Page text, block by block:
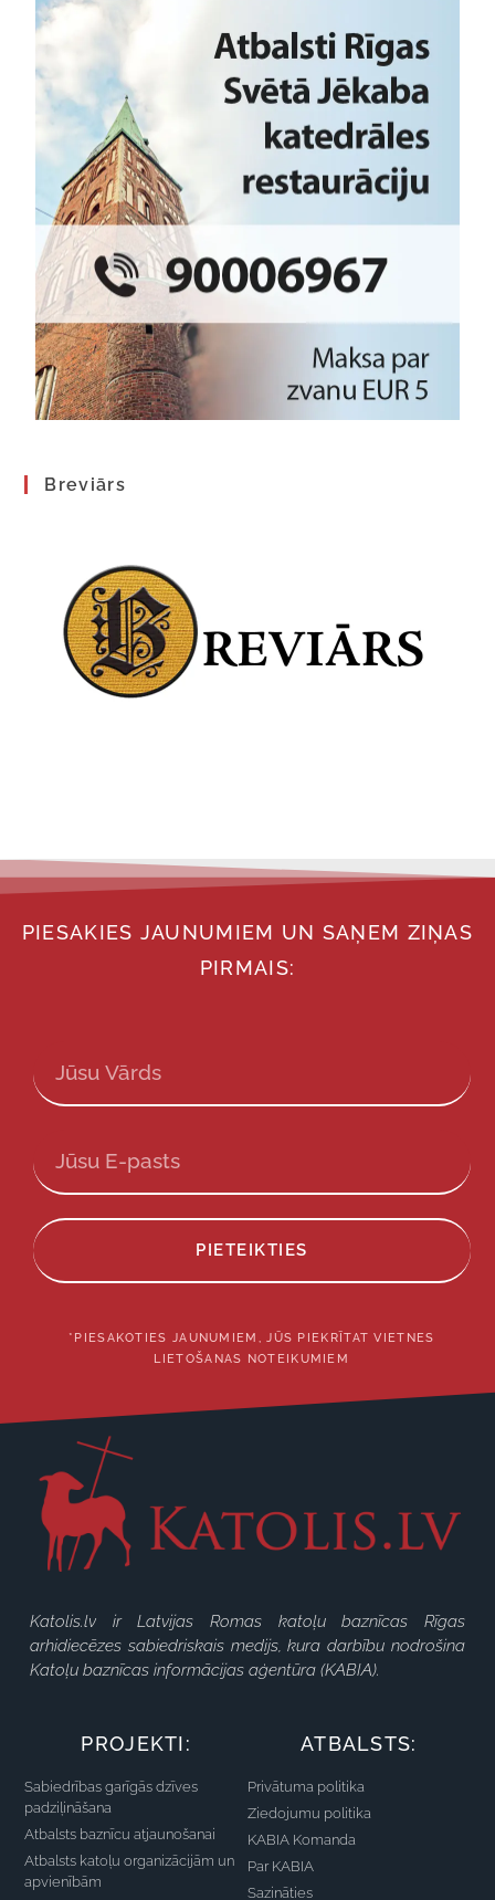
Breviārs
PIESAKIES JAUNUMIEM UN SAŅEM ZIŅAS
PIRMAIS:
PIETEIKTIES
*PIESAKOTIES JAUNUMIEM, JŪS PIEKRĪTAT VIETNES
LIETOŠANAS NOTEIKUMIEM
Katolis.lv ir Latvijas Romas katoļu baznīcas Rīgas
arhidiecēzes sabiedriskais medijs, kura darbību nodrošina
Katoļu baznīcas informācijas aģentūra (KABIA).
PROJEKTI:
Sabiedrības garīgās dzīves
padziļināšana
Atbalsts baznīcu atjaunošanai
Atbalsts katoļu organizācijām un
apvienībām
ATBALSTS:
Privātuma politika
Ziedojumu politika
KABIA Komanda
Par KABIA
Sazināties